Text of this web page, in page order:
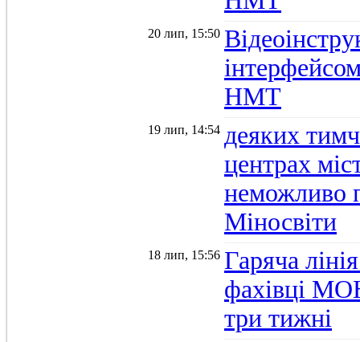
20 лип, 15:50
НМТ
19 лип, 14:54 деяких
центрах
неможливо
Міносвіти
18 лип, 15:56 Гаряча
фахівці
три тижні